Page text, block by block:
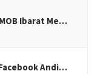
Ibarat Me…
Andi…